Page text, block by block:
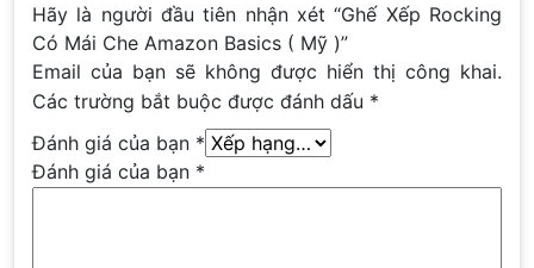
Hãy là người đầu tiên nhận xét “Ghế Xếp Rocking
Có Mái Che Amazon Basics ( Mỹ )”
Email của bạn sẽ không được hiển thị công khai.
Các trường bắt buộc được đánh dấu *
Đánh giá của bạn *
Đánh giá của bạn *